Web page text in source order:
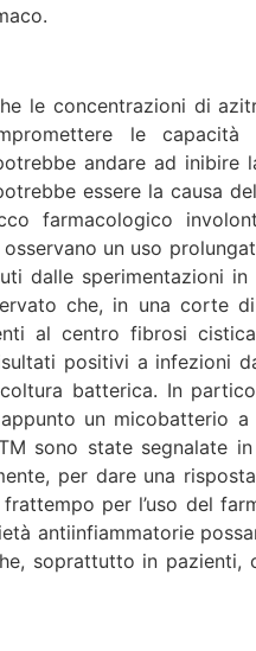
le concentrazioni di
le
andare ad inibire
essere la causa
farmacologico
un uso
dalle sperimentazioni
che, in una corte
al centro fibrosi
positivi a infezioni
batterica. In
un micobatterio
sono state segnalate
per dare una risposta
per l’uso del
antiinfiammatorie
soprattutto in